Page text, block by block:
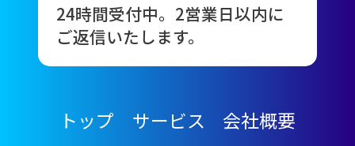
24時間受付中。2営業日以内に
ご返信いたします。
トップ サービス 会社概要